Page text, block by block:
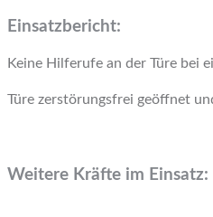
Einsatzbericht:
Keine Hilferufe an der Türe bei
Türe zerstörungsfrei geöffnet
Weitere Kräfte im Einsatz: